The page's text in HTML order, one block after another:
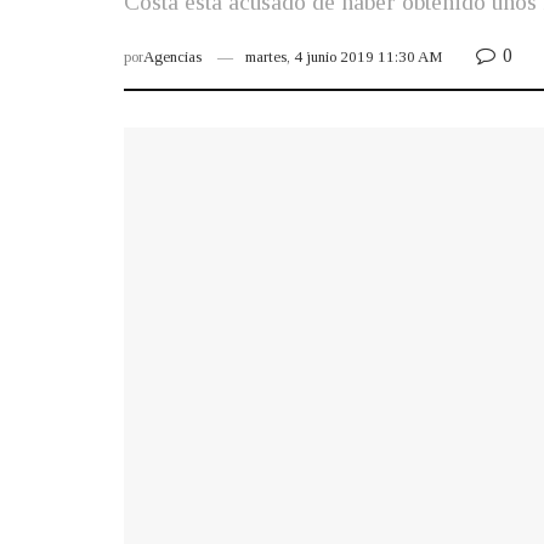
porAgencias martes, 4 junio 2019 11:30 AM 0